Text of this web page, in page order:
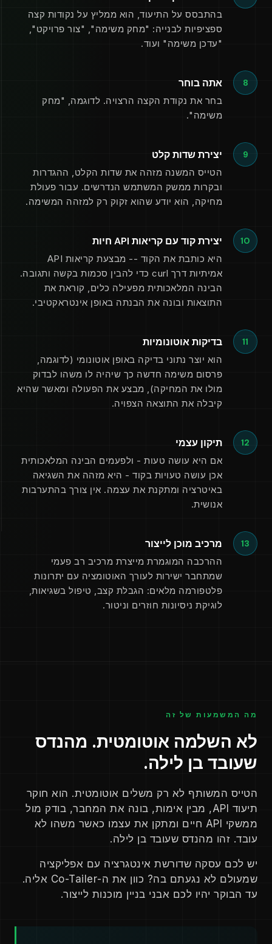
בהתבסס על התיעוד, הוא ממליץ על נקודות קצה
ספציפיות לבנייה: "מחק משימה", "צור פרויקט",
"עדכן משימה" ועוד.
8 אתה בוחר
בחר את נקודת הקצה הרצויה. לדוגמה, "מחק
משימה".
9 יצירת שדות קלט
הטייס המשנה מזהה את שדות הקלט, ההגדרות
ובקרות ממשק המשתמש הנדרשים. עבור פעולת
מחיקה, הוא יודע שהוא זקוק רק למזהה המשימה.
10 יצירת קוד עם קריאות API חיות
היא כותבת את הקוד -- מבצעת קריאות API
אמיתיות דרך curl כדי להבין סכמות בקשה ותגובה.
הבינה המלאכותית מפעילה כלים, קוראת את
התוצאות ובונה את הבנתה באופן אינטראקטיבי.
11 בדיקות אוטונומיות
הוא יוצר נתוני בדיקה באופן אוטונומי (לדוגמה,
פרסום משימה חדשה כך שיהיה לו משהו לבדוק
מולו את המחיקה), מבצע את הפעולה ומאשר שהיא
קיבלה את התוצאה הצפויה.
12 תיקון עצמי
אם היא עושה טעות - ולפעמים הבינה המלאכותית
אכן עושה טעויות בקוד - היא מזהה את השגיאה
באיטרציה ומתקנת את עצמה. אין צורך בהתערבות
אנושית.
13 מרכיב מוכן לייצור
ההרכבה המוגמרת מייצרת מרכיב רב פעמי
שמתחבר ישירות לעורך האוטומציה עם יתרונות
פלטפורמה מלאים: הגבלת קצב, טיפול בשגיאות,
לוגיקת ניסיונות חוזרים וניטור.
מה המשמעות של זה
לא השלמה אוטומטית. מהנדס
שעובד בן לילה.
הטייס המשותף לא רק משלים אוטומטית. הוא חוקר
תיעוד API, מבין אימות, בונה את המחבר, בודק מול
ממשקי API חיים ומתקן את עצמו כאשר משהו לא
עובד. זהו מהנדס שעובד בן לילה.
יש לכם עסקה שדורשת אינטגרציה עם אפליקציה
שמעולם לא נגעתם בה? כוון את ה-Co-Tailer אליה.
עד הבוקר יהיו לכם אבני בניין מוכנות לייצור.